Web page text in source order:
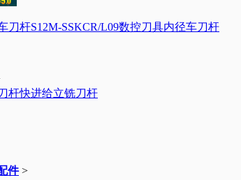
刀杆S12M-SSKCR/L09数控刀具内径车刀杆
杆快进给立铣刀杆
件>